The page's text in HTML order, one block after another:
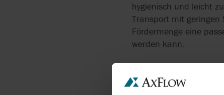
hygienisch und leicht
Transport mit geringen
Fördermenge eine
werden kann.
Vorteile der realAx-
scherarme